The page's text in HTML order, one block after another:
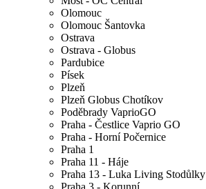
Olomouc
Olomouc Šantovka
Ostrava
Ostrava - Globus
Pardubice
Písek
Plzeň
Plzeň Globus Chotíkov
Poděbrady VaprioGO
Praha - Čestlice Vaprio GO
Praha - Horní Počernice
Praha 1
Praha 11 - Háje
Praha 13 - Luka Living Stodůlky
Praha 3 - Korunní